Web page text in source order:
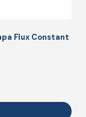
Flux Constant